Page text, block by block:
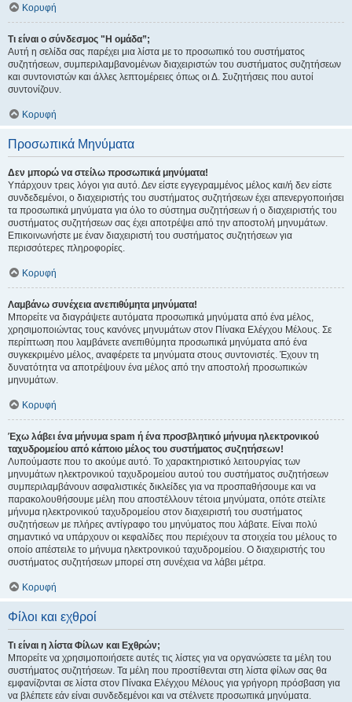
Κορυφή
Τι είναι ο σύνδεσμος "Η ομάδα”;
Αυτή η σελίδα σας παρέχει μια λίστα με το προσωπικό του συστήματος
συζητήσεων, συμπεριλαμβανομένων διαχειριστών του συστήματος συζητήσεων
και συντονιστών και άλλες λεπτομέρειες όπως οι Δ. Συζητήσεις που αυτοί
συντονίζουν.
Κορυφή
Προσωπικά Μηνύματα
Δεν μπορώ να στείλω προσωπικά μηνύματα!
Υπάρχουν τρεις λόγοι για αυτό. Δεν είστε εγγεγραμμένος μέλος και/ή δεν είστε
συνδεδεμένοι, ο διαχειριστής του συστήματος συζητήσεων έχει απενεργοποιήσει
τα προσωπικά μηνύματα για όλο το σύστημα συζητήσεων ή ο διαχειριστής του
συστήματος συζητήσεων σας έχει αποτρέψει από την αποστολή μηνυμάτων.
Επικοινωνήστε με έναν διαχειριστή του συστήματος συζητήσεων για
περισσότερες πληροφορίες.
Κορυφή
Λαμβάνω συνέχεια ανεπιθύμητα μηνύματα!
Μπορείτε να διαγράψετε αυτόματα προσωπικά μηνύματα από ένα μέλος,
χρησιμοποιώντας τους κανόνες μηνυμάτων στον Πίνακα Ελέγχου Μέλους. Σε
περίπτωση που λαμβάνετε ανεπιθύμητα προσωπικά μηνύματα από ένα
συγκεκριμένο μέλος, αναφέρετε τα μηνύματα στους συντονιστές. Έχουν τη
δυνατότητα να αποτρέψουν ένα μέλος από την αποστολή προσωπικών
μηνυμάτων.
Κορυφή
Έχω λάβει ένα μήνυμα spam ή ένα προσβλητικό μήνυμα ηλεκτρονικού
ταχυδρομείου από κάποιο μέλος του συστήματος συζητήσεων!
Λυπούμαστε που το ακούμε αυτό. Το χαρακτηριστικό λειτουργίας των
μηνυμάτων ηλεκτρονικού ταχυδρομείου αυτού του συστήματος συζητήσεων
συμπεριλαμβάνουν ασφαλιστικές δικλείδες για να προσπαθήσουμε και να
παρακολουθήσουμε μέλη που αποστέλλουν τέτοια μηνύματα, οπότε στείλτε
μήνυμα ηλεκτρονικού ταχυδρομείου στον διαχειριστή του συστήματος
συζητήσεων με πλήρες αντίγραφο του μηνύματος που λάβατε. Είναι πολύ
σημαντικό να υπάρχουν οι κεφαλίδες που περιέχουν τα στοιχεία του μέλους το
οποίο απέστειλε το μήνυμα ηλεκτρονικού ταχυδρομείου. Ο διαχειριστής του
συστήματος συζητήσεων μπορεί στη συνέχεια να λάβει μέτρα.
Κορυφή
Φίλοι και εχθροί
Τι είναι η λίστα Φίλων και Εχθρών;
Μπορείτε να χρησιμοποιήσετε αυτές τις λίστες για να οργανώσετε τα μέλη του
συστήματος συζητήσεων. Τα μέλη που προστίθενται στη λίστα φίλων σας θα
εμφανίζονται σε λίστα στον Πίνακα Ελέγχου Μέλους για γρήγορη πρόσβαση για
να βλέπετε εάν είναι συνδεδεμένοι και να στέλνετε προσωπικά μηνύματα.